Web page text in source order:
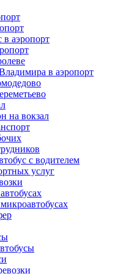
в аэропорт
в аэропорт
на вокзал
с водителем
услуг